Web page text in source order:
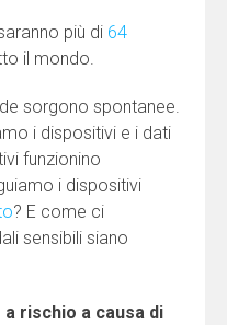
più di 64
il mondo.
sorgono spontanee.
i dispositivi e i dati
funzionino
i dispositivi
? E come ci
sensibili siano
rischio a causa di